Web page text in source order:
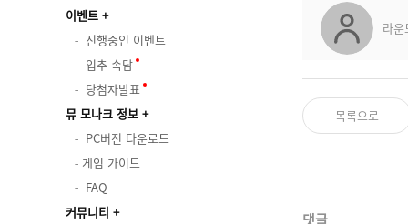
이벤트
진행중인 이벤트
입추 속담
당첨자발표
뮤 모나크 정보
PC버전 다운로드
게임 가이드
FAQ
커뮤니티
라운
목록으로
댓글